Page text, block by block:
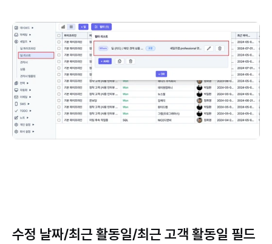
수정 날짜/최근 활동일/최근 고객 활동일 필드